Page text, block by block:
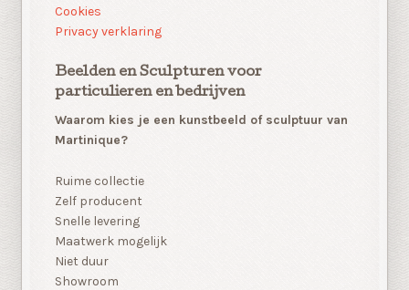
Cookies
Privacy verklaring
Beelden en Sculpturen voor
particulieren en bedrijven
Waarom kies je een kunstbeeld of sculptuur van
Martinique?
Ruime collectie
Zelf producent
Snelle levering
Maatwerk mogelijk
Niet duur
Showroom